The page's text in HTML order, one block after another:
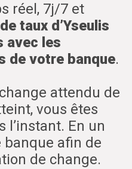
réel, 7j/7 et
taux d’Yseulis
avec les
de votre banque.
attendu de
vous êtes
l’instant. En un
banque afin de
de change.